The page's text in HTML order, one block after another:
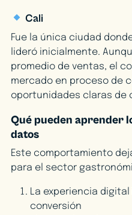
Cali
Fue la única ciudad
lideró inicialmente.
promedio de ventas, el
mercado en proceso de
oportunidades claras de
Qué pueden aprender
datos
Este comportamiento
para el sector
La experiencia
conversión